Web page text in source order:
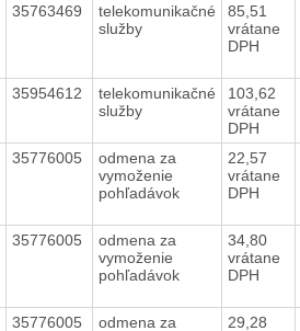
35763469
telekomunikačné
služby
85,51
vrátane
DPH
35954612
telekomunikačné
služby
103,62
vrátane
DPH
35776005
odmena za
vymoženie
pohľadávok
22,57
vrátane
DPH
35776005
odmena za
vymoženie
pohľadávok
34,80
vrátane
DPH
35776005
odmena za
29,28